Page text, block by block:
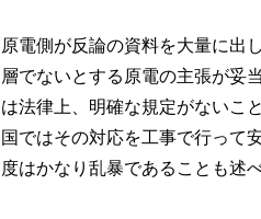
原電側が反論の資料を大量に出
層でないとする原電の主張が妥
は法律上、明確な規定がないこ
国ではその対応を工事で行って
度はかなり乱暴であることも述べ